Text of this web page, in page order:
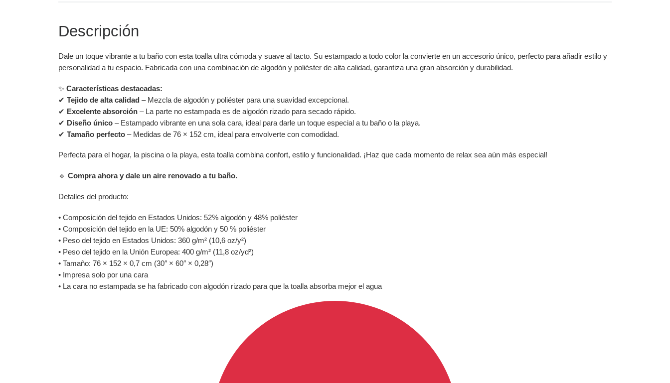
Descripción
Dale un toque vibrante a tu baño con esta toalla ultra cómoda y suave al tacto. Su estampado a todo color la convierte en un accesorio único, perfecto para añadir estilo y
personalidad a tu espacio. Fabricada con una combinación de algodón y poliéster de alta calidad, garantiza una gran absorción y durabilidad.
✨ Características destacadas:
✔ Tejido de alta calidad – Mezcla de algodón y poliéster para una suavidad excepcional.
✔ Excelente absorción – La parte no estampada es de algodón rizado para secado rápido.
✔ Diseño único – Estampado vibrante en una sola cara, ideal para darle un toque especial a tu baño o la playa.
✔ Tamaño perfecto – Medidas de 76 × 152 cm, ideal para envolverte con comodidad.
Perfecta para el hogar, la piscina o la playa, esta toalla combina confort, estilo y funcionalidad. ¡Haz que cada momento de relax sea aún más especial!
🔹 Compra ahora y dale un aire renovado a tu baño.
Detalles del producto:
• Composición del tejido en Estados Unidos: 52% algodón y 48% poliéster
• Composición del tejido en la UE: 50% algodón y 50 % poliéster
• Peso del tejido en Estados Unidos: 360 g/m² (10,6 oz/y²)
• Peso del tejido en la Unión Europea: 400 g/m² (11,8 oz/yd²)
• Tamaño: 76 × 152 × 0,7 cm (30″ × 60″ × 0,28″)
• Impresa solo por una cara
• La cara no estampada se ha fabricado con algodón rizado para que la toalla absorba mejor el agua